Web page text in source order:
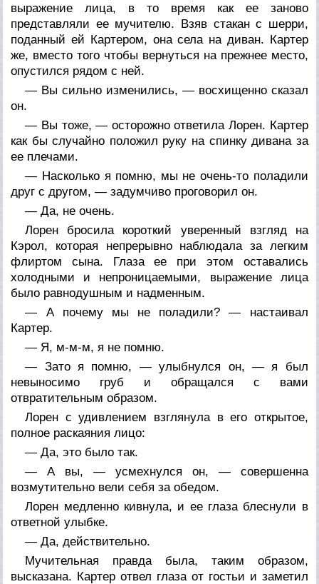
выражение лица, в то время как ее заново
представляли ее мучителю. Взяв стакан с шерри,
поданный ей Картером, она села на диван. Картер
же, вместо того чтобы вернуться на прежнее место,
опустился рядом с ней.
— Вы сильно изменились, — восхищенно сказал
он.
— Вы тоже, — осторожно ответила Лорен. Картер
как бы случайно положил руку на спинку дивана за
ее плечами.
— Насколько я помню, мы не очень-то поладили
друг с другом, — задумчиво проговорил он.
— Да, не очень.
Лорен бросила короткий уверенный взгляд на
Кэрол, которая непрерывно наблюдала за легким
флиртом сына. Глаза ее при этом оставались
холодными и непроницаемыми, выражение лица
было равнодушным и надменным.
— А почему мы не поладили? — настаивал
Картер.
— Я, м-м-м, я не помню.
— Зато я помню, — улыбнулся он, — я был
невыносимо груб и обращался с вами
отвратительным образом.
Лорен с удивлением взглянула в его открытое,
полное раскаяния лицо:
— Да, это было так.
— А вы, — усмехнулся он, — совершенна
возмутительно вели себя за обедом.
Лорен медленно кивнула, и ее глаза блеснули в
ответной улыбке.
— Да, действительно.
Мучительная правда была, таким образом,
высказана. Картер отвел глаза от гостьи и заметил